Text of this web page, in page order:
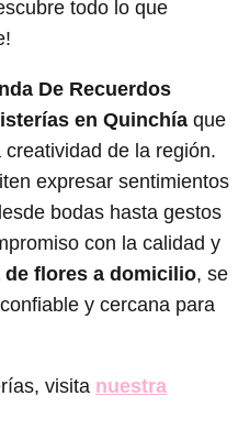
todo lo que
De Recuerdos
en Quinchía que
de la región.
expresar sentimientos
bodas hasta gestos
con la calidad y
de flores a domicilio, se
y cercana para
visita nuestra